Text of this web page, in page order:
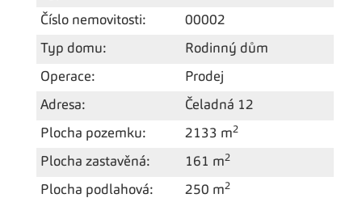
Číslo nemovitosti: 00002
Typ domu: Rodinný dům
Operace: Prodej
Adresa: Čeladná 12
Plocha pozemku: 2133 m2
Plocha zastavěná: 161 m2
Plocha podlahová: 250 m2